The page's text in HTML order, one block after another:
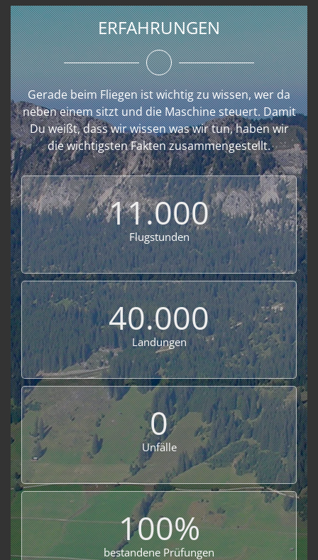
ERFAHRUNGEN
Gerade beim Fliegen ist wichtig zu wissen, wer da
neben einem sitzt und die Maschine steuert. Damit
Du weißt, dass wir wissen was wir tun, haben wir
die wichtigsten Fakten zusammengestellt.
11.000
Flugstunden
40.000
Landungen
0
Unfälle
100%
bestandene Prüfungen